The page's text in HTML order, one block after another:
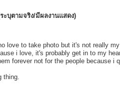
ะบุตามจริง/มีผลงานแสดง)
love to take photo but it's not really
i love, it's probably get in to my
forever not for the people because i
thing.